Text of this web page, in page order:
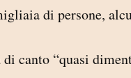
di persone,
canto “quasi